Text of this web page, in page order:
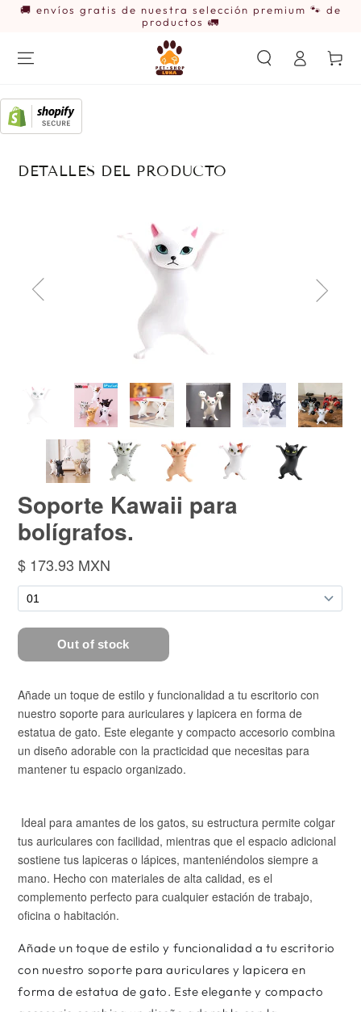
IR AL
🚚 envíos gratis de nuestra selección premium 🐾 de
productos 🚛
sesión
Carrito
DETALLES DEL PRODUCTO
Añade un toque de estilo y funcionalidad a tu escritorio
con nuestro soporte para auriculares y lapicera en
forma de estatua de gato. Este elegante y compacto